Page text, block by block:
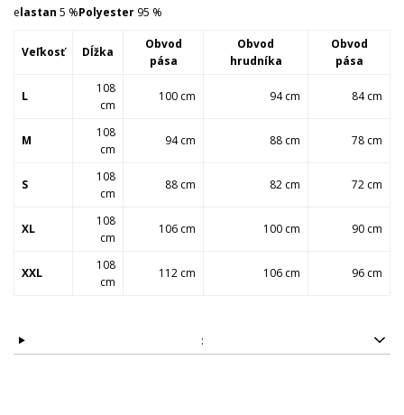
elastan 5 %Polyester 95 %
Veľkosť Dĺžka
Obvod
pása
Obvod
hrudníka
Obvod
pása
L
108
cm
100 cm 94 cm 84 cm
M
108
cm
94 cm 88 cm 78 cm
S
108
cm
88 cm 82 cm 72 cm
XL
108
cm
106 cm 100 cm 90 cm
XXL
108
cm
112 cm 106 cm 96 cm
: